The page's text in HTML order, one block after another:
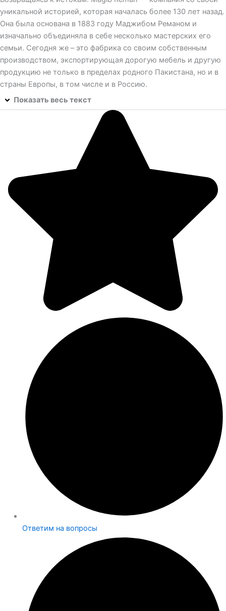
уникальной историей, которая началась более 130 лет назад.
Она была основана в 1883 году Маджибом Реманом и
изначально объединяла в себе несколько мастерских его
семьи. Сегодня же – это фабрика со своим собственным
производством, экспортирующая дорогую мебель и другую
продукцию не только в пределах родного Пакистана, но и в
страны Европы, в том числе и в Россию.
Показать весь текст
Ответим на вопросы